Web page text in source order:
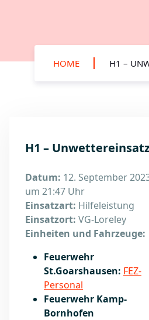
HOME H1 –
H1 –
Datum: 12. September
um 21:47 Uhr
Einsatzart: Hilfeleistung
Einsatzort: VG-Loreley
Einheiten und Fahrzeuge:
Feuerwehr
St.Goarshausen: FEZ-
Personal
Feuerwehr Kamp-
Bornhofen